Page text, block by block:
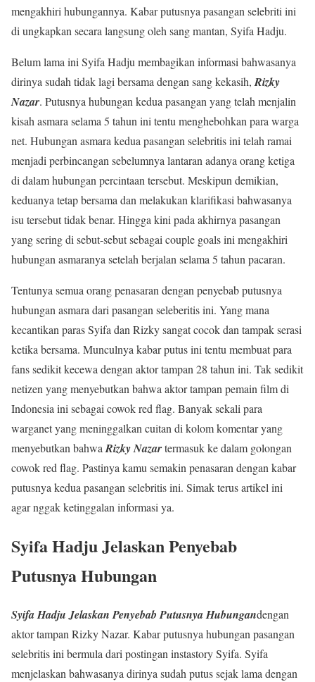
mengakhiri hubungannya. Kabar putusnya pasangan selebriti ini
di ungkapkan secara langsung oleh sang mantan, Syifa Hadju.
Belum lama ini Syifa Hadju membagikan informasi bahwasanya
dirinya sudah tidak lagi bersama dengan sang kekasih,Rizky
Nazar. Putusnya hubungan kedua pasangan yang telah menjalin
kisah asmara selama 5 tahun ini tentu menghebohkan para warga
net. Hubungan asmara kedua pasangan selebritis ini telah ramai
menjadi perbincangan sebelumnya lantaran adanya orang ketiga
di dalam hubungan percintaan tersebut. Meskipun demikian,
keduanya tetap bersama dan melakukan klarifikasi bahwasanya
isu tersebut tidak benar. Hingga kini pada akhirnya pasangan
yang sering di sebut-sebut sebagai couple goals ini mengakhiri
hubungan asmaranya setelah berjalan selama 5 tahun pacaran.
Tentunya semua orang penasaran dengan penyebab putusnya
hubungan asmara dari pasangan seleberitis ini. Yang mana
kecantikan paras Syifa dan Rizky sangat cocok dan tampak serasi
ketika bersama. Munculnya kabar putus ini tentu membuat para
fans sedikit kecewa dengan aktor tampan 28 tahun ini. Tak sedikit
netizen yang menyebutkan bahwa aktor tampan pemain film di
Indonesia ini sebagai cowok red flag. Banyak sekali para
warganet yang meninggalkan cuitan di kolom komentar yang
menyebutkan bahwaRizky Nazartermasuk ke dalam golongan
cowok red flag. Pastinya kamu semakin penasaran dengan kabar
putusnya kedua pasangan selebritis ini. Simak terus artikel ini
agar nggak ketinggalan informasi ya.
Syifa Hadju Jelaskan Penyebab
Putusnya Hubungan
Syifa Hadju Jelaskan Penyebab Putusnya Hubungandengan
aktor tampan Rizky Nazar. Kabar putusnya hubungan pasangan
selebritis ini bermula dari postingan instastory Syifa. Syifa
menjelaskan bahwasanya dirinya sudah putus sejak lama dengan